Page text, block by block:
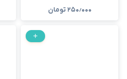
۲۵۰٫۰۰۰ تومان